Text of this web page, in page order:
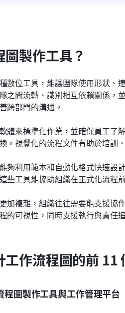
製作工具？
數位工具，能讓團隊使用形狀、
之間流轉、識別相互依賴關係，
跨部門的溝通。
體來標準化作業，並確保員工了
。視覺化的流程文件有助於培訓
夠利用範本和自動化格式快速設
些工具能協助組織在正式化流程
加複雜，組織往往需要能支援協
的可視性，同時支援執行與責任
作流程圖的前 11
圖製作工具與工作管理平台